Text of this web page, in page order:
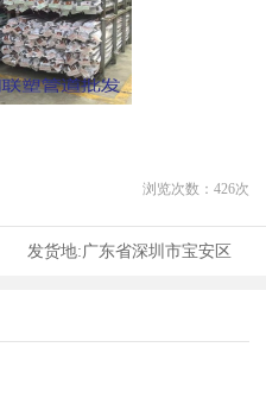
浏览次数： 426次
发货地:广东省深圳市宝安区